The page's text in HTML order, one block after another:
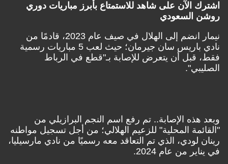
الآن على شاهد للاستمتاع بأبرز مباريات دوري
السعودي
نيمار انضم إلى الهلال في صيف عام 2023، قادمًا من
نادي باريس سان جيرمان؛ حيث لعب 5 مباريات رسمية
قبل أن يتعرض للإصابة بـ"قطع في الرباط
هذه الإصابة.. تم رفع اسم النجم البرازيلي من
المحلية" للزعيم الهلالي؛ من أجل تسجيل مواطنه
لودي، الذي تم التعاقد معه رسميًا من نادي مارسيليا،
من عام 2024.